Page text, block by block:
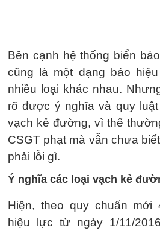
Bên cạnh hệ thống biển
cũng là một dạng báo
nhiều loại khác nhau.
rõ được ý nghĩa và quy
vạch kẻ đường, vì thế
CSGT phạt mà vẫn chưa
phải lỗi gì.
Ý nghĩa các loại vạch kẻ
Hiện, theo quy chuẩn mới
hiệu lực từ ngày 1/11/